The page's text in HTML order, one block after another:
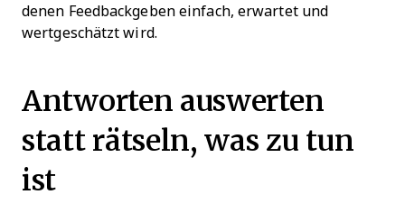
denen Feedbackgeben einfach, erwartet und
wertgeschätzt wird.
Antworten auswerten
statt rätseln, was zu tun
ist